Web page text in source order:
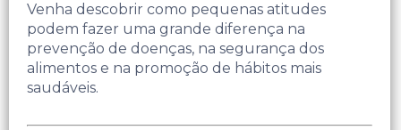
Venha descobrir como pequenas atitudes
podem fazer uma grande diferença na
prevenção de doenças, na segurança dos
alimentos e na promoção de hábitos mais
saudáveis.